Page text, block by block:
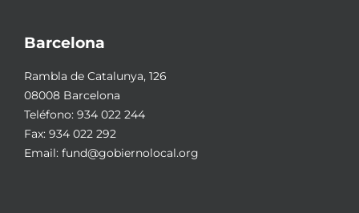
Barcelona
Rambla de Catalunya, 126
08008 Barcelona
Teléfono: 934 022 244
Fax: 934 022 292
Email: fund@gobiernolocal.org